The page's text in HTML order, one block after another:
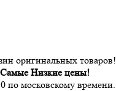
оригинальных товаров!
Низкие цены!
по московскому времени.